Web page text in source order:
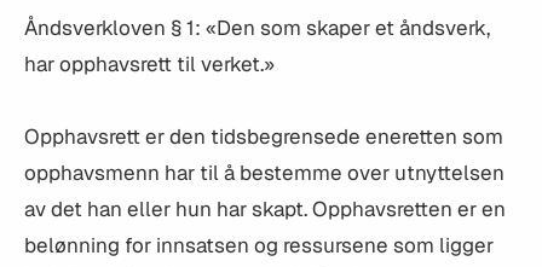
Åndsverkloven § 1: «Den som skaper et åndsverk,
har opphavsrett til verket.»
Opphavsrett er den tidsbegrensede eneretten som
opphavsmenn har til å bestemme over utnyttelsen
av det han eller hun har skapt. Opphavsretten er en
belønning for innsatsen og ressursene som ligger